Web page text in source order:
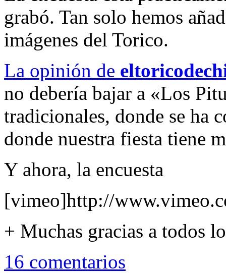
grabó. Tan solo hemos
imágenes del Torico.
La opinión de
no debería bajar a «Los
tradicionales, donde se ha
donde nuestra fiesta tiene
Y ahora, la encuesta
[vimeo]http://
+ Muchas gracias a todos
16 comentarios